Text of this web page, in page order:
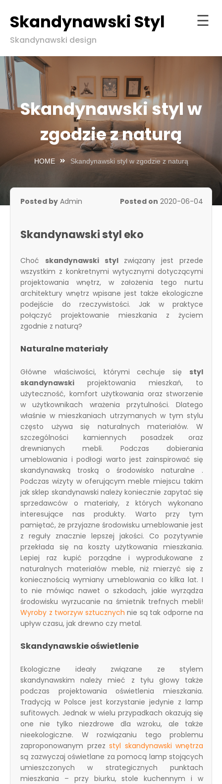
to
content
Skandynawski Styl
Skandynawski design
☰
zgodzieSkandynawski styl w
zgodzie z naturą
HOME Skandynawski styl w zgodzie z naturą
Posted by Admin Posted on 2020-06-04
Skandynawski styl eko
Choć skandynawski stylzwiązany jest przede
wszystkim z konkretnymi wytycznymi dotyczącymi
projektowania wnętrz, w założenia tego nurtu
architektury wnętrz wpisane jest także ekologiczne
podejście do rzeczywistości. Jak w praktyce
połączyć projektowanie mieszkania z życiem
zgodnie z naturą?
Naturalne materiały
Główne właściwości, którymi cechuje się styl
skandynawski projektowania mieszkań, to
użyteczność, komfort użytkowania oraz stworzenie
w użytkownikach wrażenia przytulności. Dlatego
właśnie w mieszkaniach utrzymanych w tym stylu
często używa się naturalnych materiałów. W
szczególności kamiennych posadzek oraz
drewnianych mebli. Podczas dobierania
umeblowania i podłogi warto jest zainspirować się
skandynawską troską o środowisko naturalne .
Podczas wizyty w oferującym meble miejscu takim
jak sklep skandynawski należy koniecznie zapytać się
sprzedawców o materiały, z których wykonano
interesujące nas produkty. Warto przy tym
pamiętać, że przyjazne środowisku umeblowanie jest
z reguły znacznie lepszej jakości. Co pozytywnie
przekłada się na koszty użytkowania mieszkania.
Lepiej raz kupić porządne i wyprodukowane z
naturalnych materiałów meble, niż mierzyć się z
koniecznością wymiany umeblowania co kilka lat. I
to nie mówiąc nawet o szkodach, jakie wyrządza
środowisku wyrzucanie na śmietnik trefnych mebli!
Wyroby z tworzyw sztucznych nie są tak odporne na
upływ czasu, jak drewno czy metal.
Skandynawskie oświetlenie
Ekologiczne ideały związane ze stylem
skandynawskim należy mieć z tyłu głowy także
podczas projektowania oświetlenia mieszkania.
Tradycją w Polsce jest korzystanie jedynie z lamp
sufitowych. Jednak w wielu przypadkach okazują się
one nie tylko niezdrowe dla wzroku, ale także
nieekologiczne. W rozwiązaniu tego problemu
zaproponowanym przez styl skandynawski wnętrza
są zazwyczaj oświetlane za pomocą lamp stojących
umieszczonych w strategicznych punktach
mieszkania – przy biurku, stole kuchennym i w